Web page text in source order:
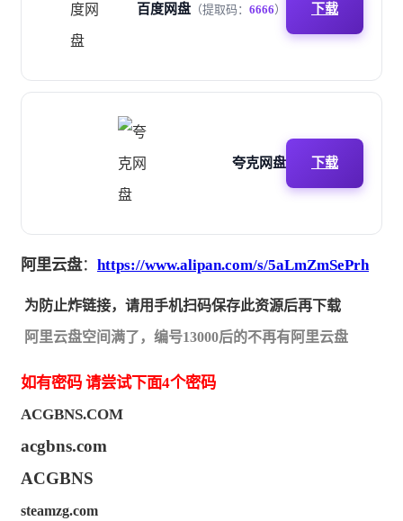
百度网盘 （提取码： 6666） 下载
夸克网盘 下载
阿里云盘： https://www.alipan.com/s/5aLmZmSePrh
为防止炸链接，请用手机扫码保存此资源后再下载
阿里云盘空间满了，编号13000后的不再有阿里云盘
如有密码 请尝试下面4个密码
ACGBNS.COM
acgbns.com
ACGBNS
steamzg.com